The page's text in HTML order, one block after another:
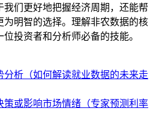
们更好地把握经济周期，还能帮
为明智的选择。理解非农数据的核
投资者和分析师必备的技能。
分析（如何解读就业数据的未来走
策或影响市场情绪（专家预测利率